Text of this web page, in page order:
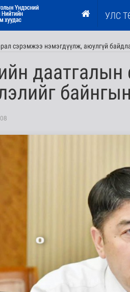
УЛС
сэрэмжээ нэмэгдүүлж, аюулгүй
даатгалын